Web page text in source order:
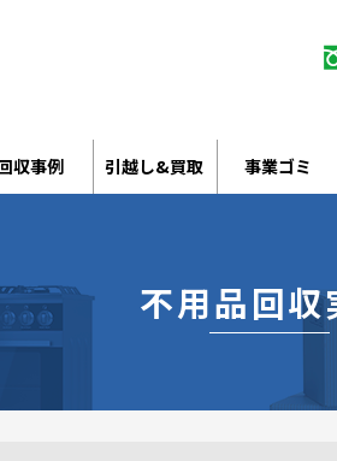
収事例 引越し&買取 事業ゴミ
不用品回収